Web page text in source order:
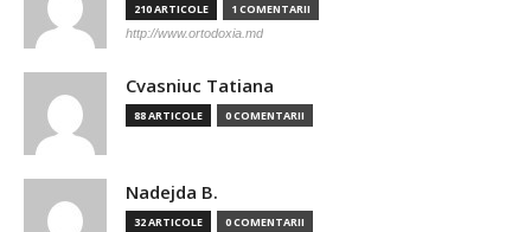
210 ARTICOLE 1 COMENTARII
http://www.ortodoxia.md
Cvasniuc Tatiana
88 ARTICOLE 0 COMENTARII
Nadejda B.
32 ARTICOLE 0 COMENTARII